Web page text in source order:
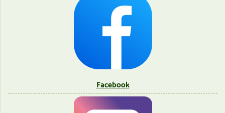
Facebook